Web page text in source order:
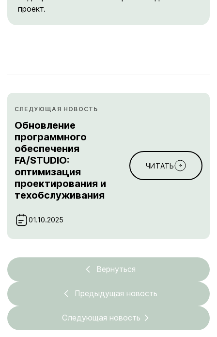
проект.
СЛЕДУЮЩАЯ НОВОСТЬ
Обновление
программного
обеспечения
FA/STUDIO:
оптимизация
проектирования и
техобслуживания
01.10.2025
ЧИТАТЬ
Вернуться
Предыдущая новость
Следующая новость